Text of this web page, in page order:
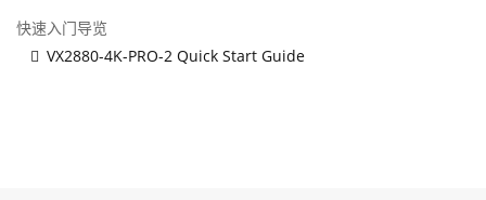
快速入门导览
VX2880-4K-PRO-2 Quick Start Guide